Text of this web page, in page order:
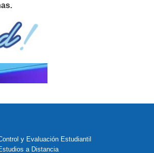
y Evaluación Estudiantil
a Distancia